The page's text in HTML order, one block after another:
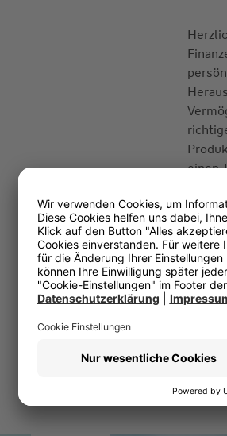
einen
Ihr